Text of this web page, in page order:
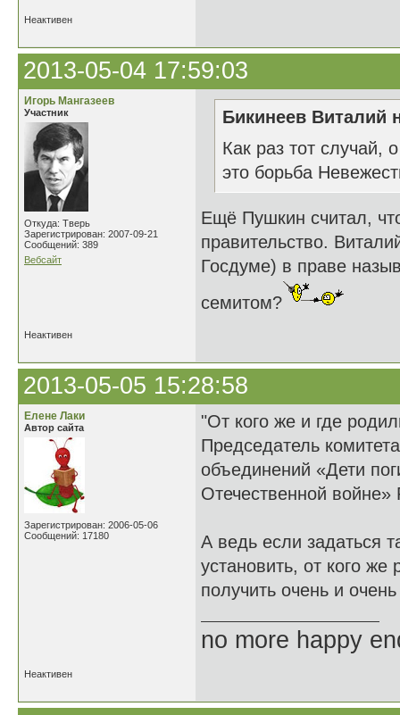
Неактивен
2013-05-04 17:59:03
Игорь Мангазеев
Участник
Откуда: Тверь
Зарегистрирован: 2007-09-21
Сообщений: 389
Вебсайт
Бикинеев Виталий
Как раз тот случай,
это борьба
Ещё Пушкин считал,
правительство.
Госдуме) в праве
семитом?
Неактивен
2013-05-05 15:28:58
Елене Лаки
Автор сайта
Зарегистрирован: 2006-05-06
Сообщений: 17180
"От кого же и где
Председатель
объединений «Дети
Отечественной
А ведь если задаться
установить, от кого
получить очень и
no more happy
Неактивен